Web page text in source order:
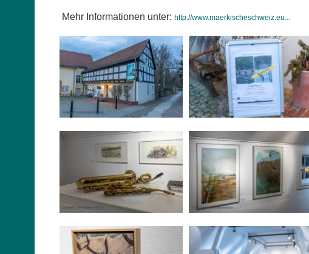
Mehr Informationen unter: http://www.maerkischeschweiz.eu...